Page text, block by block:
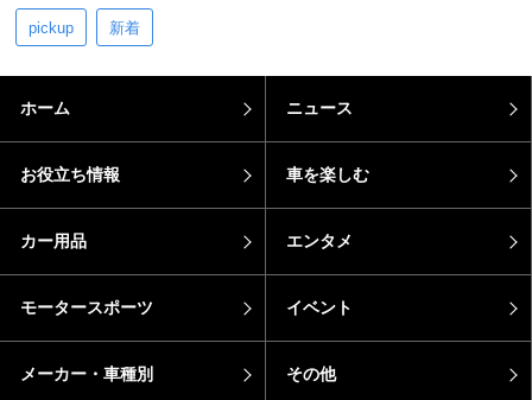
pickup 新着
ホーム ニュース
お役立ち情報 車を楽しむ
カー用品 エンタメ
モータースポーツ イベント
メーカー・車種別 その他